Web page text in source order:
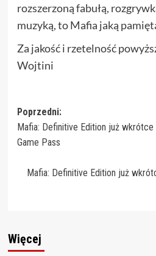
rozszerzoną fabułą,
muzyką, to Mafia jaką
Za jakość i rzetelność
Wojtini
Zobacz
wpisy
Poprzedni:
Mafia: Definitive Edition już
Game Pass
Mafia: Definitive Edition już
Więcej